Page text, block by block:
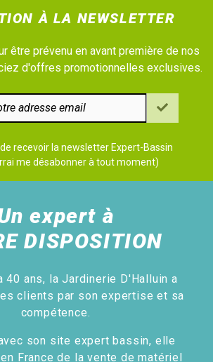
À LA NEWSLETTER
être prévenu en avant première de nos
d'offres promotionnelles exclusives.
recevoir la newsletter Expert-Bassin
me désabonner à tout moment)
expert à
DISPOSITION
40 ans, la Jardinerie D'Halluin a
clients par son expertise et sa
compétence.
son site expert bassin, elle
France de la vente de matériel